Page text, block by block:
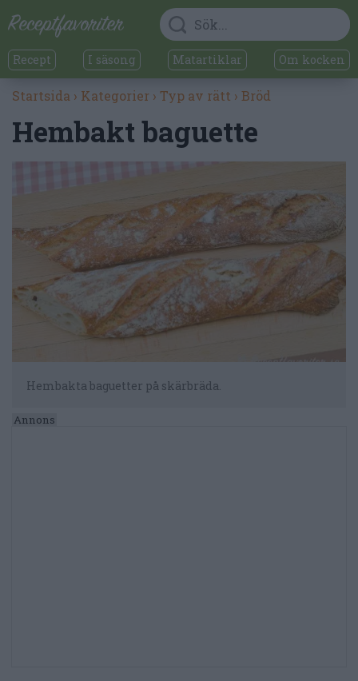
Recept I säsong Matartiklar Om kocken
Startsida › Kategorier › Typ av rätt › Bröd
Hembakt baguette
Hembakta baguetter på skärbräda.